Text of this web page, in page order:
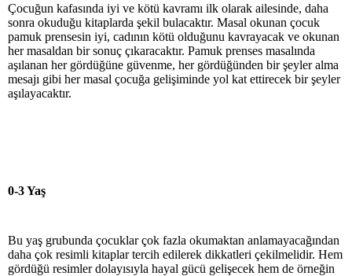
Çocuğun kafasında iyi ve kötü kavramı ilk olarak ailesinde, daha
sonra okuduğu kitaplarda şekil bulacaktır. Masal okunan çocuk
pamuk prensesin iyi, cadının kötü olduğunu kavrayacak ve okunan
her masaldan bir sonuç çıkaracaktır. Pamuk prenses masalında
aşılanan her gördüğüne güvenme, her gördüğünden bir şeyler alma
mesajı gibi her masal çocuğa gelişiminde yol kat ettirecek bir şeyler
aşılayacaktır.
0-3 Yaş
Bu yaş grubunda çocuklar çok fazla okumaktan anlamayacağından
daha çok resimli kitaplar tercih edilerek dikkatleri çekilmelidir. Hem
gördüğü resimler dolayısıyla hayal gücü gelişecek hem de örneğin